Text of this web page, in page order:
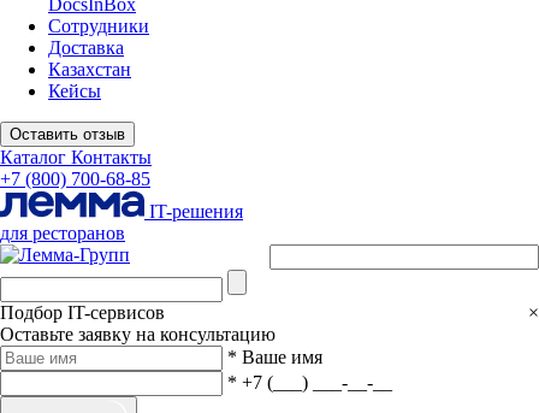
DocsInBox
Сотрудники
Доставка
Казахстан
Кейсы
Оставить отзыв
Каталог Контакты
+7 (800) 700-68-85
IT-решения
для ресторанов
Подбор IT-сервисов
×
Оставьте заявку на консультацию
* Ваше имя
* +7 (___) ___-__-__